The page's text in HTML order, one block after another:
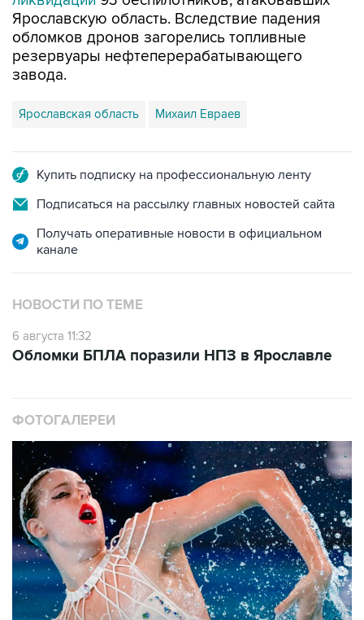
Ярославскую область. Вследствие падения
обломков дронов загорелись топливные
резервуары нефтеперерабатывающего
завода.
Ярославская область Михаил Евраев
Купить подписку на профессиональную ленту
Подписаться на рассылку главных новостей сайта
Получать оперативные новости в официальном
канале
НОВОСТИ ПО ТЕМЕ
6 августа 11:32
Обломки БПЛА поразили НПЗ в Ярославле
ФОТОГАЛЕРЕИ